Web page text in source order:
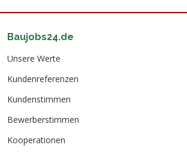
Baujobs24.de
Unsere Werte
Kundenreferenzen
Kundenstimmen
Bewerberstimmen
Kooperationen